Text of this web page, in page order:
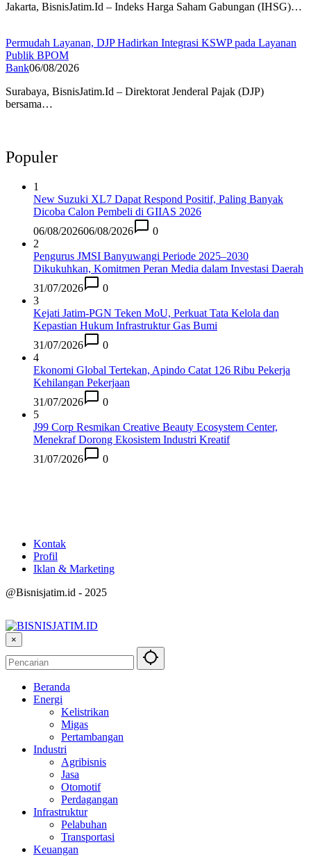
Jakarta, BisnisJatim.Id – Indeks Harga Saham Gabungan (IHSG)…
Permudah Layanan, DJP Hadirkan Integrasi KSWP pada Layanan
Publik BPOM
Bank06/08/2026
Surabaya, BisnisJatim.Id – Direktorat Jenderal Pajak (DJP)
bersama…
Populer
1
New Suzuki XL7 Dapat Respond Positif, Paling Banyak
Dicoba Calon Pembeli di GIIAS 2026
06/08/202606/08/2026
0
2
Pengurus JMSI Banyuwangi Periode 2025–2030
Dikukuhkan, Komitmen Peran Media dalam Investasi Daerah
31/07/2026
0
3
Kejati Jatim-PGN Teken MoU, Perkuat Tata Kelola dan
Kepastian Hukum Infrastruktur Gas Bumi
31/07/2026
0
4
Ekonomi Global Tertekan, Apindo Catat 126 Ribu Pekerja
Kehilangan Pekerjaan
31/07/2026
0
5
J99 Corp Resmikan Creative Beauty Ecosystem Center,
Menekraf Dorong Ekosistem Industri Kreatif
31/07/2026
0
Kontak
Profil
Iklan & Marketing
@Bisnisjatim.id - 2025
×
Beranda
Energi
Kelistrikan
Migas
Pertambangan
Industri
Agribisnis
Jasa
Otomotif
Perdagangan
Infrastruktur
Pelabuhan
Transportasi
Keuangan